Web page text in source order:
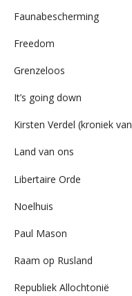
Faunabescherming
Freedom
Grenzeloos
It’s going down
Kirsten Verdel (kroniek
Land van ons
Libertaire Orde
Noelhuis
Paul Mason
Raam op Rusland
Republiek Allochtonië